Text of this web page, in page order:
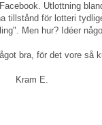
Utlottning
tillstånd för lotteri
Men hur? Idéer
bra, för det vore så
Kram E.